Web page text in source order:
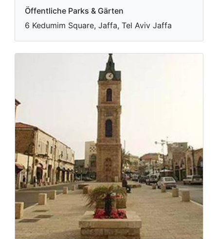
Öffentliche Parks & Gärten
6 Kedumim Square, Jaffa, Tel Aviv Jaffa